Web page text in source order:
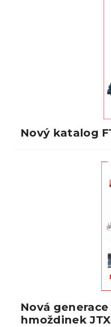
Nový katalog
Nová
hmoždinek JTX